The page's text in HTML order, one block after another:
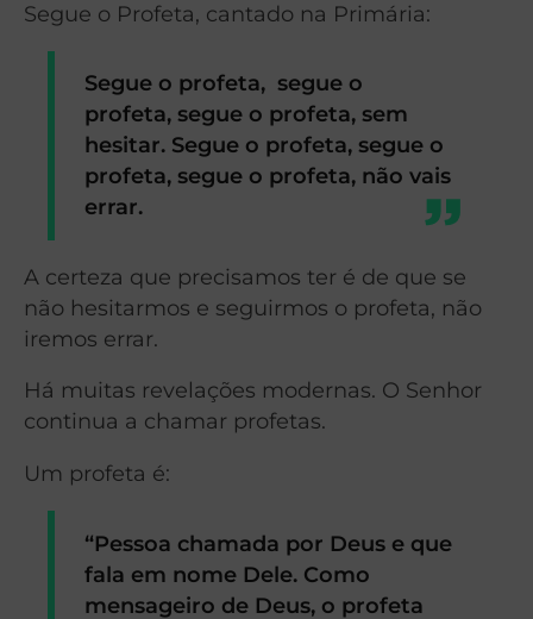
Segue o Profeta, cantado na Primária:
Segue o profeta,segue o
profeta,segue o profeta,sem
hesitar. Segue o profeta,segue o
profeta,segue o profeta, não vais
errar.
A certeza que precisamos ter é de que se
não hesitarmos e seguirmos o profeta, não
iremos errar.
Há muitas revelações modernas. O Senhor
continua a chamar profetas.
Um profeta é:
“Pessoa chamada por Deus e que
fala em nome Dele. Como
mensageiro de Deus, o profeta